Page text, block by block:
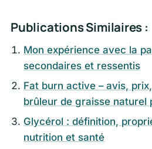
Publications Similaires :
Mon expérience avec la
secondaires et ressentis
Fat burn active – avis,
brûleur de graisse naturel
Glycérol : définition,
nutrition et santé